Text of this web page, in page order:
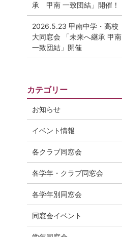
承 甲南 一致団結」開催！
2026.5.23 甲南中学・高校
大同窓会 「未来へ継承 甲南
一致団結」開催
カテゴリー
お知らせ
イベント情報
各クラブ同窓会
各学年・クラブ同窓会
各学年別同窓会
同窓会イベント